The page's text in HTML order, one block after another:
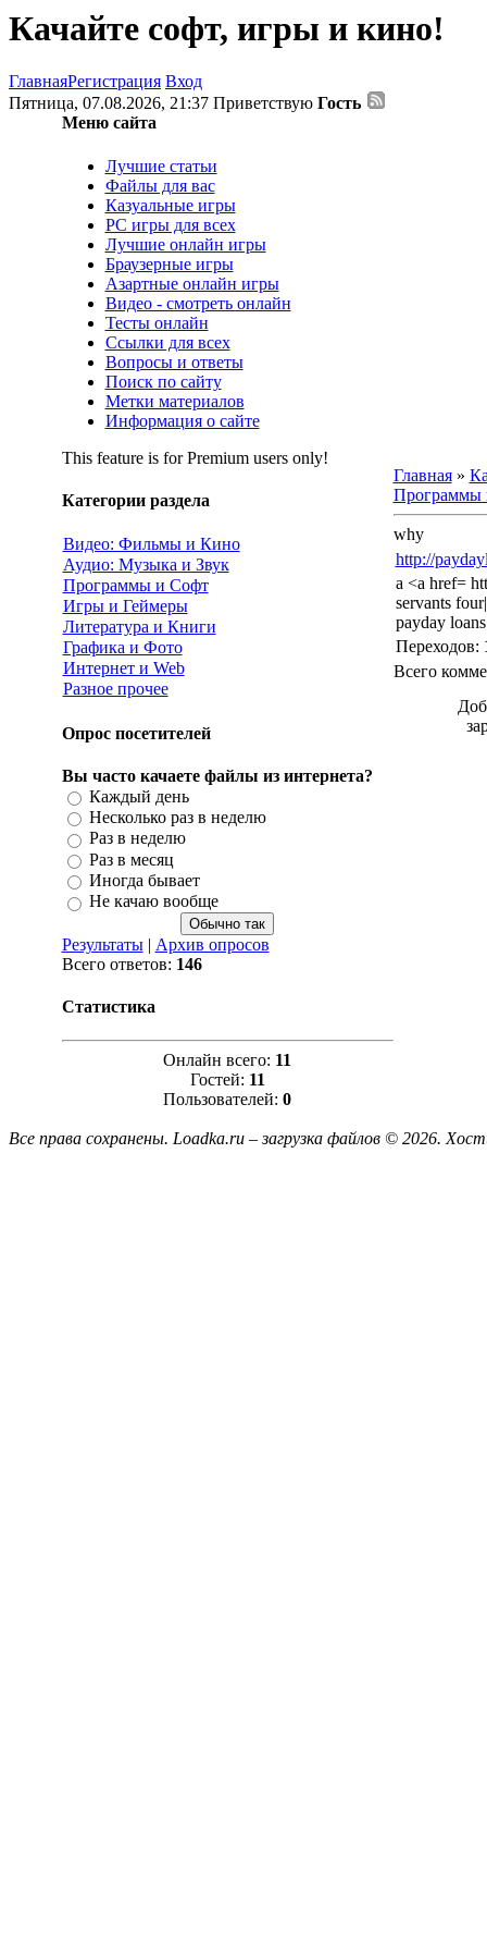
Качайте софт, игры и кино!
ГлавнаяРегистрация Вход
Пятница, 07.08.2026, 21:37 Приветствую Гость
Меню сайта
Лучшие статьи
Файлы для вас
Казуальные игры
PC игры для всех
Лучшие онлайн игры
Браузерные игры
Азартные онлайн игры
Видео - смотреть онлайн
Тесты онлайн
Ссылки для всех
Вопросы и ответы
Поиск по сайту
Метки материалов
Информация о сайте
This feature is for Premium users only!
Категории раздела
Видео: Фильмы и Кино
Аудио: Музыка и Звук
Программы и Софт
Игры и Геймеры
Литература и Книги
Графика и Фото
Интернет и Web
Разное прочее
Опрос посетителей
Вы часто качаете файлы из интернета?
Каждый день
Несколько раз в неделю
Раз в неделю
Раз в месяц
Иногда бывает
Не качаю вообще
Результаты| Архив опросов
Всего ответов: 146
Статистика
Онлайн всего: 11
Гостей: 11
Пользователей: 0
Главная»
Программы
why
http://
a <a href=
servants
payday loans
Переходов:
Всего
Все права сохранены. Loadka.ru – загрузка файлов © 2026.